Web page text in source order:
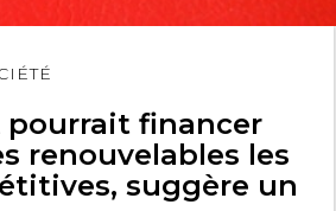
pourrait financer
renouvelables les
suggère un